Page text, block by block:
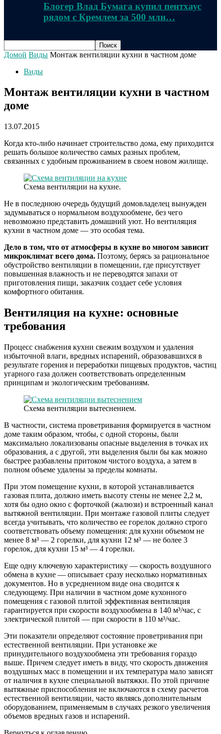
Блогер Влад Бумага купил пентхаус
рядом с Кремлем за 500 млн…
Домой Виды Монтаж вентиляции кухни в частном доме
Виды
Монтаж вентиляции кухни в частном
доме
13.07.2015
Когда кто-либо начинает строительство дома, ему приходится
решать большое количество самых разных проблем,
связанных с удобным проживанием в своем новом жилище.
Схема вентиляции на кухне.
Не в последнюю очередь будущий домовладелец вынужден
задумываться о нормальном воздухообмене, без чего
невозможно представить домашний уют. Но вентиляция
кухни в частном доме — это особая тема.
Дело в том, что от атмосферы в кухне во многом зависит
микроклимат всего дома. Поэтому, берясь за рациональное
обустройство вентиляции в помещении, где присутствует
повышенная влажность и не переводятся запахи от
приготовления пищи, заказчик создает себе условия
комфортного обитания.
Вентиляция на кухне: основные
требования
Процесс снабжения кухни свежим воздухом и удаления
избыточной влаги, вредных испарений, образовавшихся в
результате горения и переработки пищевых продуктов, частиц
угарного газа должен соответствовать определенным
принципам и экологическим требованиям.
Схема вентиляции вытеснением.
В частности, система проветривания формируется в частном
доме таким образом, чтобы, с одной стороны, были
максимально локализованы опасные выделения в точках их
образования, а с другой, эти выделения были бы как можно
быстрее разбавлены притоком чистого воздуха, а затем в
полном объеме удалены за пределы комнаты.
При этом помещение кухни, в которой устанавливается
газовая плита, должно иметь высоту стены не менее 2,2 м,
хотя бы одно окно с форточкой (жалюзи) и встроенный канал
вытяжной вентиляции. При монтаже газовой плиты следует
всегда учитывать, что количество ее горелок должно строго
соответствовать объему помещения: для кухни объемом не
менее 8 м³ — 2 горелки, для кухни 12 м³ — не более 3
горелок, для кухни 15 м³ — 4 горелки.
Еще одну ключевую характеристику — скорость воздушного
обмена в кухне — описывает сразу несколько нормативных
документов. Но в усредненном виде она сводится к
следующему. При наличии в частном доме кухонного
помещения с газовой плитой эффективная вентиляция
гарантируется при скорости воздухообмена в 140 м³/час, с
электрической плитой — при скорости в 110 м³/час.
Эти показатели определяют состояние проветривания при
естественной вентиляции. При установке же
принудительного воздухообмена эти требования гораздо
выше. Причем следует иметь в виду, что скорость движения
воздушных масс в помещении и их температура мало зависят
от наличия в кухне специальной вытяжки. По этой причине
вытяжные приспособления не включаются в схему расчетов
естественной вентиляции, часто являясь дополнительным
оборудованием, применяемым в случаях резкого увеличения
объемов вредных газов и испарений.